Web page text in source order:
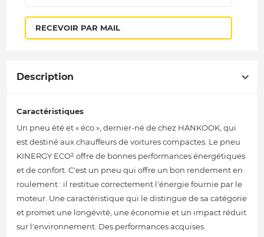
RECEVOIR PAR MAIL
Description
Caractéristiques
Un pneu été et « éco », dernier-né de chez HANKOOK, qui
est destiné aux chauffeurs de voitures compactes. Le pneu
KINERGY ECO² offre de bonnes performances énergétiques
et de confort. C'est un pneu qui offre un bon rendement en
roulement : il restitue correctement l'énergie fournie par le
moteur. Une caractéristique qui le distingue de sa catégorie
et promet une longévité, une économie et un impact réduit
sur l'environnement. Des performances acquises